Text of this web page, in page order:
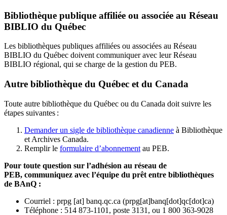
Bibliothèque publique affiliée ou associée au Réseau
BIBLIO du Québec
Les bibliothèques publiques affiliées ou associées au Réseau
BIBLIO du Québec doivent communiquer avec leur Réseau
BIBLIO régional, qui se charge de la gestion du PEB.
Autre bibliothèque du Québec et du Canada
Toute autre bibliothèque du Québec ou du Canada doit suivre les
étapes suivantes :
Demander un sigle de bibliothèque canadienne à Bibliothèque
et Archives Canada.
Remplir le formulaire d’abonnement au PEB.
Pour toute question sur l’adhésion au réseau de
PEB, communiquez avec l’équipe du prêt entre bibliothèques
de BAnQ :
Courriel : prpg [at] banq.qc.ca (prpg[at]banq[dot]qc[dot]ca)
Téléphone : 514 873-1101, poste 3131, ou 1 800 363-9028